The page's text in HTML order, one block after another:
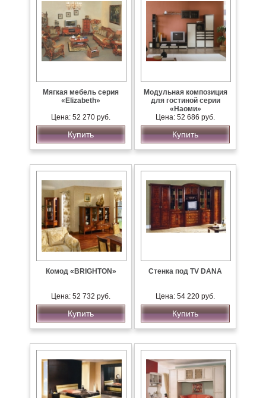
Мягкая мебель серия
«Elizabeth»
Цена: 52 270 руб.
Купить
Модульная композиция
для гостиной серии
«Наоми»
Цена: 52 686 руб.
Купить
Комод «BRIGHTON»
Цена: 52 732 руб.
Купить
Стенка под TV DANA
Цена: 54 220 руб.
Купить